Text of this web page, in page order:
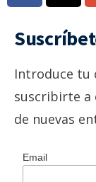
Introduce tu
suscribirte a
de nuevas
Email